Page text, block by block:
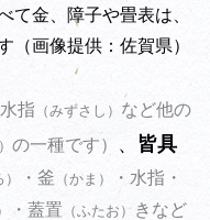
て金、障子や畳表は、
画像提供：佐賀県）
水指 （みずさし） など他の
の一種です） 、 皆具
・釜 （かま）
・水指・
・蓋置 （ふたお） きなど